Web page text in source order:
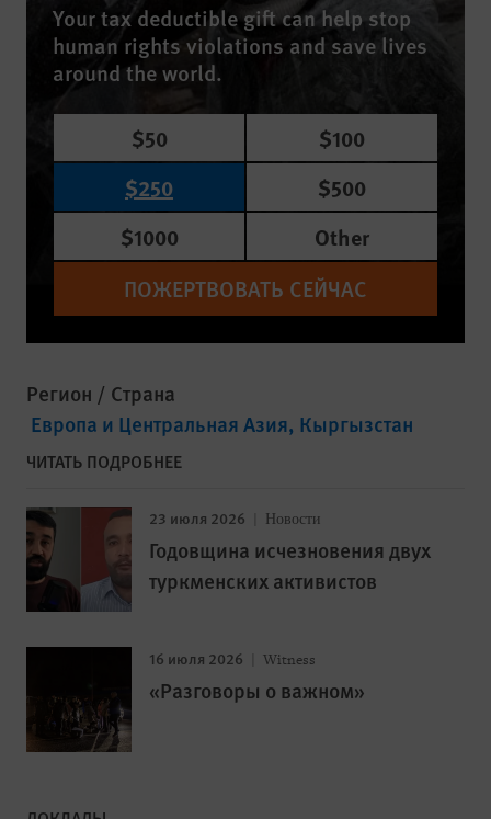
Your tax deductible gift can help stop
human rights violations and save lives
around the world.
$50
$100
$250
$500
$1000
Other
ПОЖЕРТВОВАТЬ СЕЙЧАС
Регион / Страна
Европа и Центральная Азия Кыргызстан
ЧИТАТЬ ПОДРОБНЕЕ
23 июля 2026 Новости
Годовщина исчезновения двух
туркменских активистов
16 июля 2026 Witness
«Разговоры о важном»